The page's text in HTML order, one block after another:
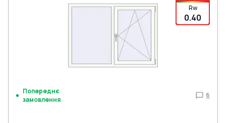
Rw
0.40
Попереднє
замовлення
6